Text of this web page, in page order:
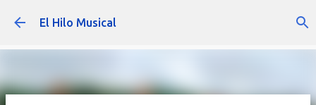
Ir al contenido principal
El Hilo Musical